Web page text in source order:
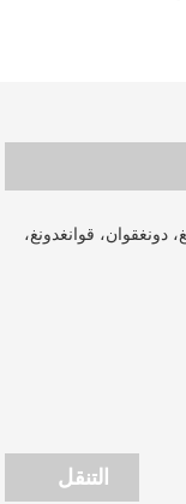
دونغقوان، قوانغدونغ،
التنقل